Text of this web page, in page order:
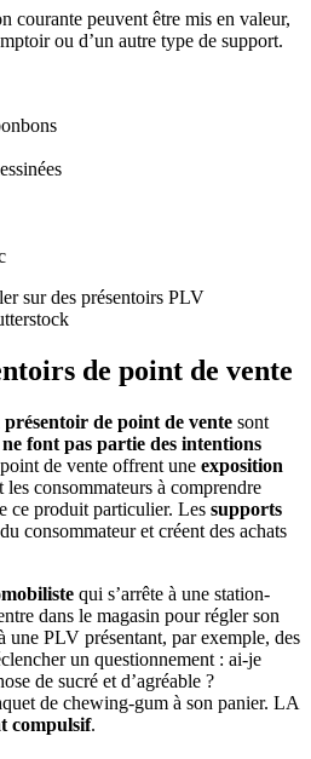
courante peuvent être mis en valeur,
ou d’un autre type de support.
de point de vente
présentoir de point de vente sont
ne font pas partie des intentions
de vente offrent une exposition
les consommateurs à comprendre
ce produit particulier. Les supports
du consommateur et créent des achats
qui s’arrête à une station-
dans le magasin pour régler son
une PLV présentant, par exemple, des
un questionnement : ai-je
de sucré et d’agréable ?
de chewing-gum à son panier. LA
compulsif.